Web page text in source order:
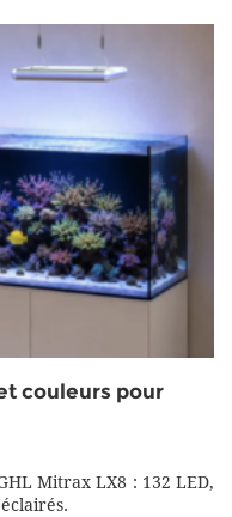
couleurs pour
Mitrax LX8 : 132 LED,